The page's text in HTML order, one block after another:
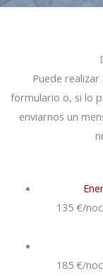
Puede
formulario o, si lo
enviarnos un
135 €/
185 €/